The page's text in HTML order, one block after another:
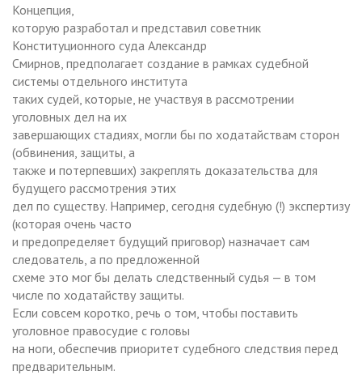
Концепция,
которую разработал и представил советник
Конституционного суда Александр
Смирнов, предполагает создание в рамках судебной
системы отдельного института
таких судей, которые, не участвуя в рассмотрении
уголовных дел на их
завершающих стадиях, могли бы по ходатайствам сторон
(обвинения, защиты, а
также и потерпевших) закреплять доказательства для
будущего рассмотрения этих
дел по существу. Например, сегодня судебную (!) экспертизу
(которая очень часто
и предопределяет будущий приговор) назначает сам
следователь, а по предложенной
схеме это мог бы делать следственный судья — в том
числе по ходатайству защиты.
Если совсем коротко, речь о том, чтобы поставить
уголовное правосудие с головы
на ноги, обеспечив приоритет судебного следствия перед
предварительным.